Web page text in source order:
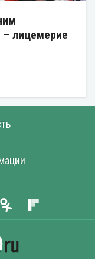
– лицемерие